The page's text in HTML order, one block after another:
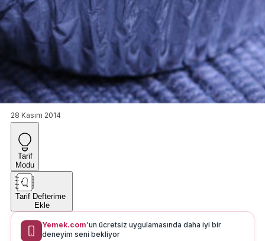
28 Kasım 2014
Tarif
Modu
Tarif Defterime
Ekle
Yemek.com'un ücretsiz uygulamasında daha iyi bir
deneyim seni bekliyor